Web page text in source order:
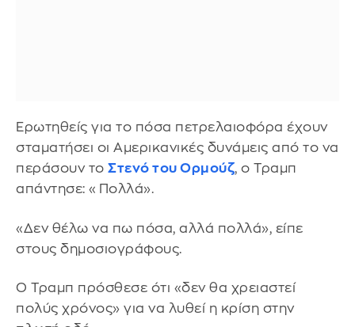
Ερωτηθείς για το πόσα πετρελαιοφόρα έχουν
σταματήσει οι Αμερικανικές δυνάμεις από το να
περάσουν το Στενό του Ορμούζ, ο Τραμπ
απάντησε: «Πολλά».
«Δεν θέλω να πω πόσα, αλλά πολλά», είπε
στους δημοσιογράφους.
Ο Τραμπ πρόσθεσε ότι «δεν θα χρειαστεί
πολύς χρόνος» για να λυθεί η κρίση στην